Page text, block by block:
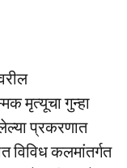
मृत्यूचा गुन्हा
प्रकरणात
विविध कलमांतर्गत